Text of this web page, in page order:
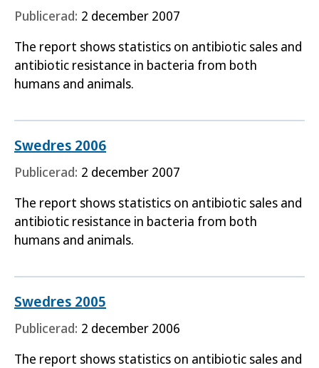
Publicerad: 2 december 2007
The report shows statistics on antibiotic sales and
antibiotic resistance in bacteria from both
humans and animals.
Swedres 2006
Publicerad: 2 december 2007
The report shows statistics on antibiotic sales and
antibiotic resistance in bacteria from both
humans and animals.
Swedres 2005
Publicerad: 2 december 2006
The report shows statistics on antibiotic sales and